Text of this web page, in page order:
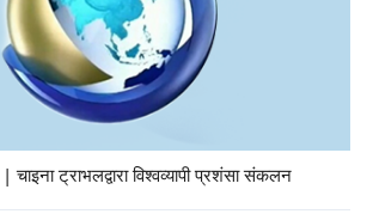
चाइना ट्राभलद्वारा विश्वव्यापी प्रशंसा संकलन